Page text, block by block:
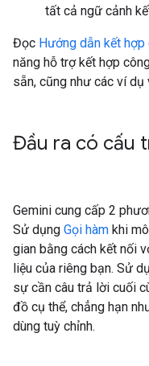
tất cả ngữ cảnh
Đọc Hướng dẫn kết hợp
năng hỗ trợ kết hợp
sẵn, cũng như các ví dụ
Đầu ra có cấu
Gemini cung cấp 2
Sử dụng Gọi hàm khi
gian bằng cách kết nối
liệu của riêng bạn. Sử
sự cần câu trả lời cuối
đồ cụ thể, chẳng hạn
dùng tuỳ chỉnh.